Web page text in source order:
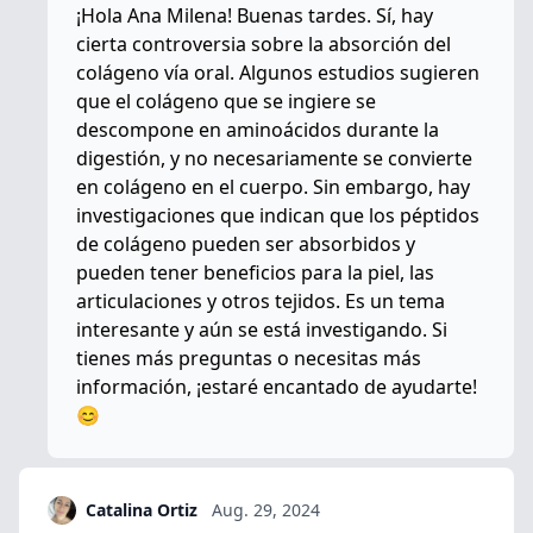
¡Hola Ana Milena! Buenas tardes. Sí, hay
cierta controversia sobre la absorción del
colágeno vía oral. Algunos estudios sugieren
que el colágeno que se ingiere se
descompone en aminoácidos durante la
digestión, y no necesariamente se convierte
en colágeno en el cuerpo. Sin embargo, hay
investigaciones que indican que los péptidos
de colágeno pueden ser absorbidos y
pueden tener beneficios para la piel, las
articulaciones y otros tejidos. Es un tema
interesante y aún se está investigando. Si
tienes más preguntas o necesitas más
información, ¡estaré encantado de ayudarte!
😊
Catalina Ortiz Aug. 29, 2024